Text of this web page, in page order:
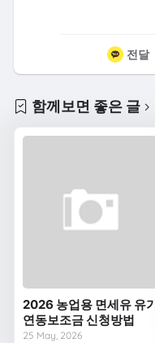
전달
함께보면 좋은 글
2026 농업용 면세유 유
연동보조금 신청방법
25 May, 2026